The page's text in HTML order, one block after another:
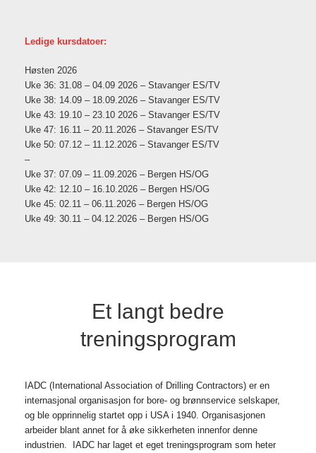
Ledige kursdatoer:
Høsten 2026
Uke 36: 31.08 – 04.09 2026 – Stavanger ES/TV
Uke 38: 14.09 – 18.09.2026 – Stavanger ES/TV
Uke 43: 19.10 – 23.10 2026 – Stavanger ES/TV
Uke 47: 16.11 – 20.11.2026 – Stavanger ES/TV
Uke 50: 07.12 – 11.12.2026 – Stavanger ES/TV
–
Uke 37: 07.09 – 11.09.2026 – Bergen HS/OG
Uke 42: 12.10 – 16.10.2026 – Bergen HS/OG
Uke 45: 02.11 – 06.11.2026 – Bergen HS/OG
Uke 49: 30.11 – 04.12.2026 – Bergen HS/OG
Et langt bedre
treningsprogram
IADC (International Association of Drilling Contractors) er en
internasjonal organisasjon for bore- og brønnservice selskaper,
og ble opprinnelig startet opp i USA i 1940. Organisasjonen
arbeider blant annet for å øke sikkerheten innenfor denne
industrien. IADC har laget et eget treningsprogram som heter